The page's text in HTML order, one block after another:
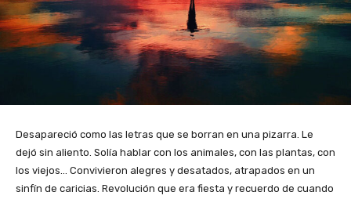
Desapareció como las letras que se borran en una pizarra. Le
dejó sin aliento. Solía hablar con los animales, con las plantas, con
los viejos… Convivieron alegres y desatados, atrapados en un
sinfín de caricias. Revolución que era fiesta y recuerdo de cuando